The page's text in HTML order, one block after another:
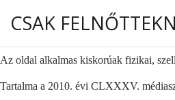
CSAK
Az oldal alkalmas kiskorúak fizikai,
Tartalma a 2010. évi CLXXXV.